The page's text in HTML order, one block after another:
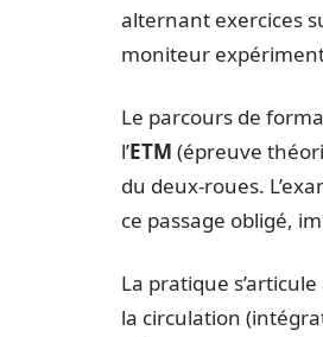
alternant exercices
moniteur
Le parcours de
l’ETM (épreuve
du deux-roues.
ce passage obligé,
La pratique
la circulation